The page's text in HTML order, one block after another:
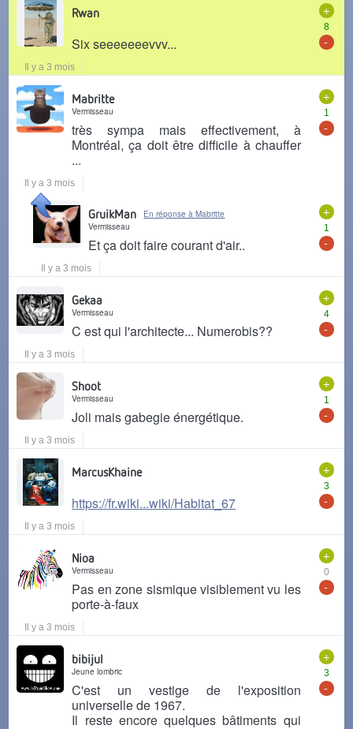
+
8
-
Rwan
Six seeeeeeevvv...
Il y a 3 mois
+
1
-
Mabritte
Vermisseau
très sympa mais effectivement, à
Montréal, ça doit être difficile à chauffer
...
Il y a 3 mois
+
1
-
GruikMan
En réponse à Mabritte
Vermisseau
Et ça doit faire courant d'air..
Il y a 3 mois
+
4
-
Gekaa
Vermisseau
C est qui l'architecte... Numerobis??
Il y a 3 mois
+
1
-
Shoot
Vermisseau
Joli mais gabegie énergétique.
Il y a 3 mois
+
3
-
MarcusKhaine
https://fr.wiki...wiki/Habitat_67
Il y a 3 mois
+
0
-
Nioa
Vermisseau
Pas en zone sismique visiblement vu les
porte-à-faux
Il y a 3 mois
+
3
-
bibijul
Jeune lombric
C'est un vestige de l'exposition
universelle de 1967.
Il reste encore quelques bâtiments qui